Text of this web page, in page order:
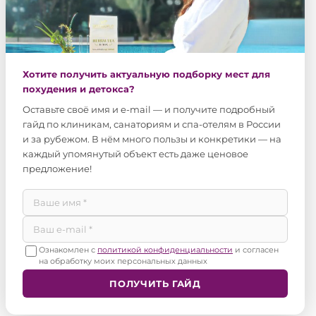
Хотите получить актуальную подборку мест для
похудения и детокса?
Оставьте своё имя и e-mail — и получите подробный
гайд по клиникам, санаториям и спа-отелям в России
и за рубежом. В нём много пользы и конкретики — на
каждый упомянутый объект есть даже ценовое
предложение!
Ознакомлен с политикой конфиденциальности и согласен
на обработку моих персональных данных
ПОЛУЧИТЬ ГАЙД